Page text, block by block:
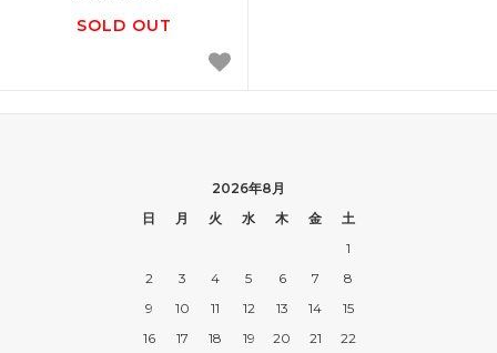
SOLD OUT
2026年8月
日
月 火 水 木 金
土
1
2
3 4 5 6 7
8
9
10 11 12 13 14
15
16
17 18 19 20 21
22